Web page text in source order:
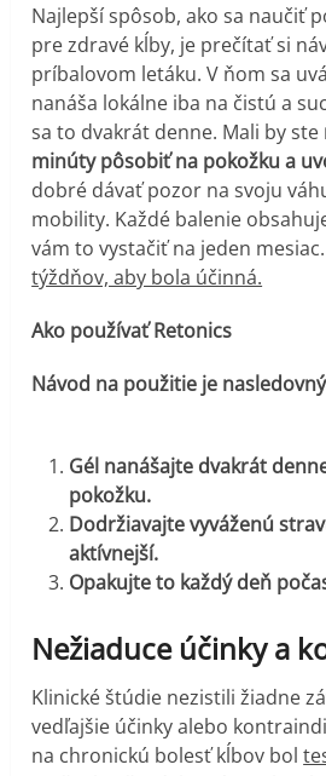
Najlepší spôsob, ako sa naučiť
pre zdravé kĺby, je prečítať si
príbalovom letáku. V ňom sa
nanáša lokálne iba na čistú a
sa to dvakrát denne. Mali by ste
minúty pôsobiť na pokožku a
dobré dávať pozor na svoju
mobility. Každé balenie
vám to vystačiť na jeden
týždňov, aby bola účinná.
Ako používať Retonics
Návod na použitie je
Gél nanášajte dvakrát
pokožku.
Dodržiavajte vyváženú
aktívnejší.
Opakujte to každý deň
Nežiaduce účinky a
Klinické štúdie nezistili žiadne
vedľajšie účinky alebo
na chronickú bolesť kĺbov bol